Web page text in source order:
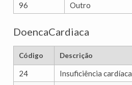
96
Outro
DoencaCardiaca
Código Descrição
24 Insuficiência cardíaca